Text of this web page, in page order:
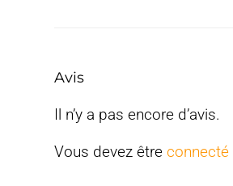
Avis
Il n’y a pas encore d’avis.
Vous devez êtreconnecté